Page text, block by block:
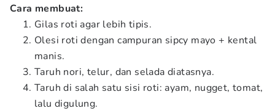
Cara membuat:
Gilas roti agar lebih tipis.
Olesi roti dengan campuran sipcy mayo + kental
manis.
Taruh nori, telur, dan selada diatasnya.
Taruh di salah satu sisi roti: ayam, nugget, tomat,
lalu digulung.